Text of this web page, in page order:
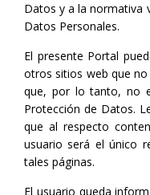
Datos y a la normativa
Datos Personales.
El presente Portal
otros sitios web que
que, por lo tanto, no
Protección de Datos.
que al respecto
usuario será el único
tales páginas.
El usuario queda